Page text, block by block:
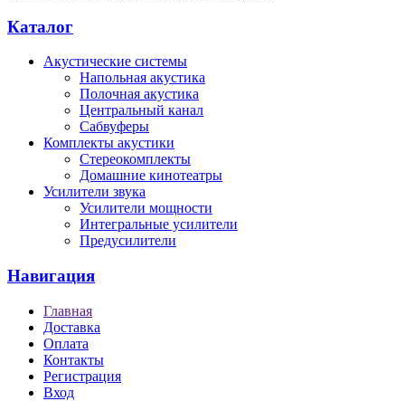
Каталог
Акустические системы
Напольная акустика
Полочная акустика
Центральный канал
Сабвуферы
Комплекты акустики
Стереокомплекты
Домашние кинотеатры
Усилители звука
Усилители мощности
Интегральные усилители
Предусилители
Навигация
Главная
Доставка
Оплата
Контакты
Регистрация
Вход